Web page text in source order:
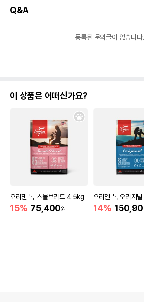
Q&A
등록된 문의글이 없습니다.
이 상품은 어떠신가요?
오리젠 독 스몰브리드 4.5kg
15% 75,400원
오리젠 독 오리지
14%